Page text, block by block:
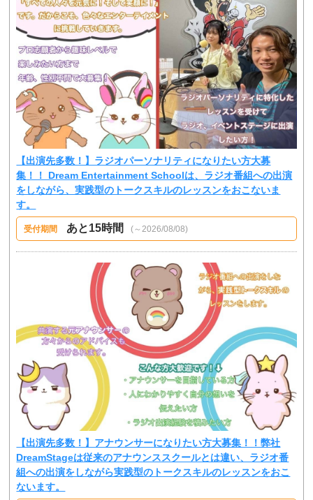
【出演先多数！】ラジオパーソナリティになりたい方大募
集！！ Dream Entertainment Schoolは、ラジオ番組への出演
をしながら、実践型のトークスキルのレッスンをおこないま
す。
受付期間 あと15時間 (～2026/08/08)
【出演先多数！】アナウンサーになりたい方大募集！！弊社
DreamStageは従来のアナウンススクールとは違い、ラジオ番
組への出演をしながら実践型のトークスキルのレッスンをおこ
ないます。